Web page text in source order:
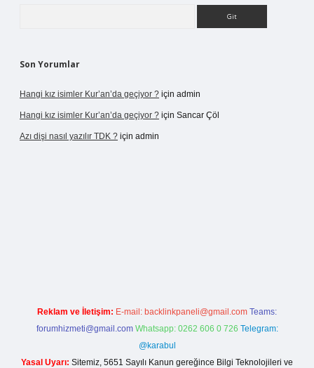
Son Yorumlar
Hangi kız isimler Kur’an’da geçiyor ? için admin
Hangi kız isimler Kur’an’da geçiyor ? için Sancar Çöl
Azı dişi nasıl yazılır TDK ? için admin
Reklam ve İletişim: E-mail: backlinkpaneli@gmail.com Teams:
forumhizmeti@gmail.com Whatsapp: 0262 606 0 726 Telegram:
@karabul
Yasal Uyarı: Sitemiz, 5651 Sayılı Kanun gereğince Bilgi Teknolojileri ve